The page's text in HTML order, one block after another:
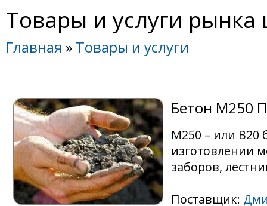
Товары и услуги рынка
Главная » Товары и услуги
Бетон М250
М250 – или B20
изготовлении
заборов,
Поставщик: